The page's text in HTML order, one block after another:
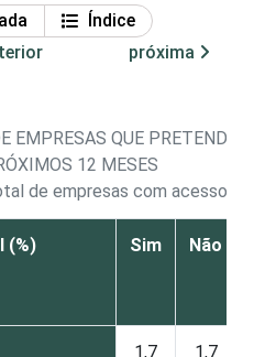
Índice
próxima
EMPRESAS QUE PRETENDEM
12 MESES
de empresas com acesso a
(%) Sim Não
1,7 1,7